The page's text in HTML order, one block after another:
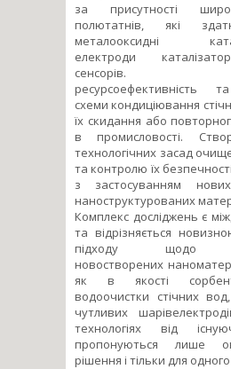
за присутності
полютатнів, які
металооксидні
електроди
сенсорів.
ресурсоефективність
схеми кондиціювання
їх скидання або
в промисловості.
технологічних засад
та контролю їх
з застосуванням
наноструктурованих
Комплекс досліджень є
та відрізняється
підходу щодо
новостворених
як в якості
водоочистки стічних
чутливих
технологіях від
пропонуються лише
рішення і тільки для